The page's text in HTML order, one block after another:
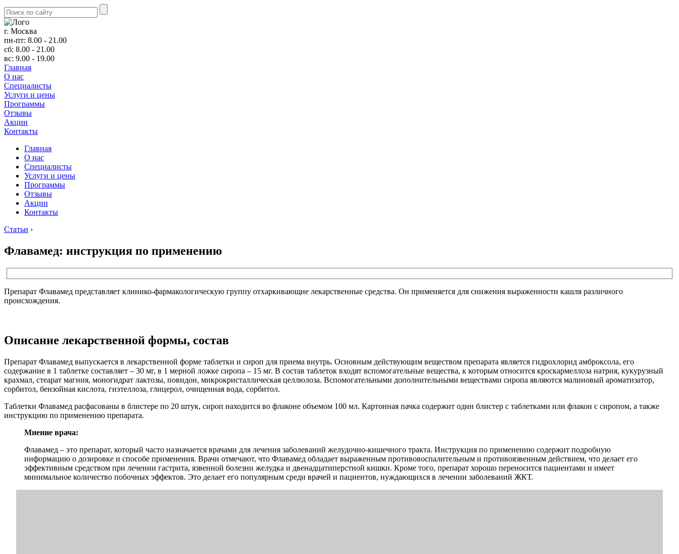
г. Москва
пн-пт: 8.00 - 21.00
сб: 8.00 - 21.00
вс: 9.00 - 19.00
Главная
О нас
Cпециалисты
Услуги и цены
Программы
Отзывы
Акции
Контакты
Главная
О нас
Cпециалисты
Услуги и цены
Программы
Отзывы
Акции
Контакты
Статьи ›
Флавамед: инструкция по применению
Препарат Флавамед представляет клинико-фармакологическую группу отхаркивающие лекарственные средства. Он применяется для снижения выраженности кашля различного
происхождения.
Описание лекарственной формы, состав
Препарат Флавамед выпускается в лекарственной форме таблетки и сироп для приема внутрь. Основным действующим веществом препарата является гидрохлорид амброксола, его
содержание в 1 таблетке составляет – 30 мг, в 1 мерной ложке сиропа – 15 мг. В состав таблеток входят вспомогательные вещества, к которым относится кроскармеллоза натрия, кукурузный
крахмал, стеарат магния, моногидрат лактозы, повидон, микрокристаллическая целлюлоза. Вспомогательными дополнительными веществами сиропа являются малиновый ароматизатор,
сорбитол, бензойная кислота, гиэтеллоза, глицерол, очищенная вода, сорбитол.
Таблетки Флавамед расфасованы в блистере по 20 штук, сироп находится во флаконе объемом 100 мл. Картонная пачка содержит один блистер с таблетками или флакон с сиропом, а также
инструкцию по применению препарата.
Мнение врача:
Флавамед – это препарат, который часто назначается врачами для лечения заболеваний желудочно-кишечного тракта. Инструкция по применению содержит подробную
информацию о дозировке и способе применения. Врачи отмечают, что Флавамед обладает выраженным противовоспалительным и противоязвенным действием, что делает его
эффективным средством при лечении гастрита, язвенной болезни желудка и двенадцатиперстной кишки. Кроме того, препарат хорошо переносится пациентами и имеет
минимальное количество побочных эффектов. Это делает его популярным среди врачей и пациентов, нуждающихся в лечении заболеваний ЖКТ.